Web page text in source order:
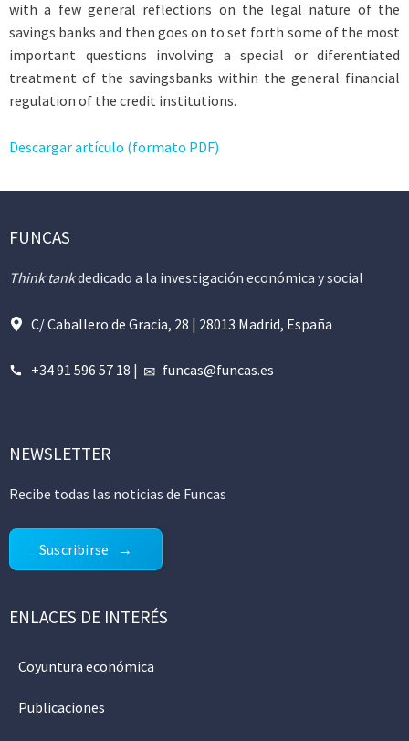
with a few general reflections on the legal nature of the
savings banks and then goes on to set forth some of the most
important questions involving a special or diferentiated
treatment of the savingsbanks within the general financial
regulation of the credit institutions.
Descargar artículo (formato PDF)
FUNCAS
Think tankdedicado a la investigación económica y social
C/ Caballero de Gracia, 28 | 28013 Madrid, España
+34 91 596 57 18 | funcas@funcas.es
NEWSLETTER
Recibe todas las noticias de Funcas
Suscribirse
ENLACES DE INTERÉS
Coyuntura económica
Publicaciones